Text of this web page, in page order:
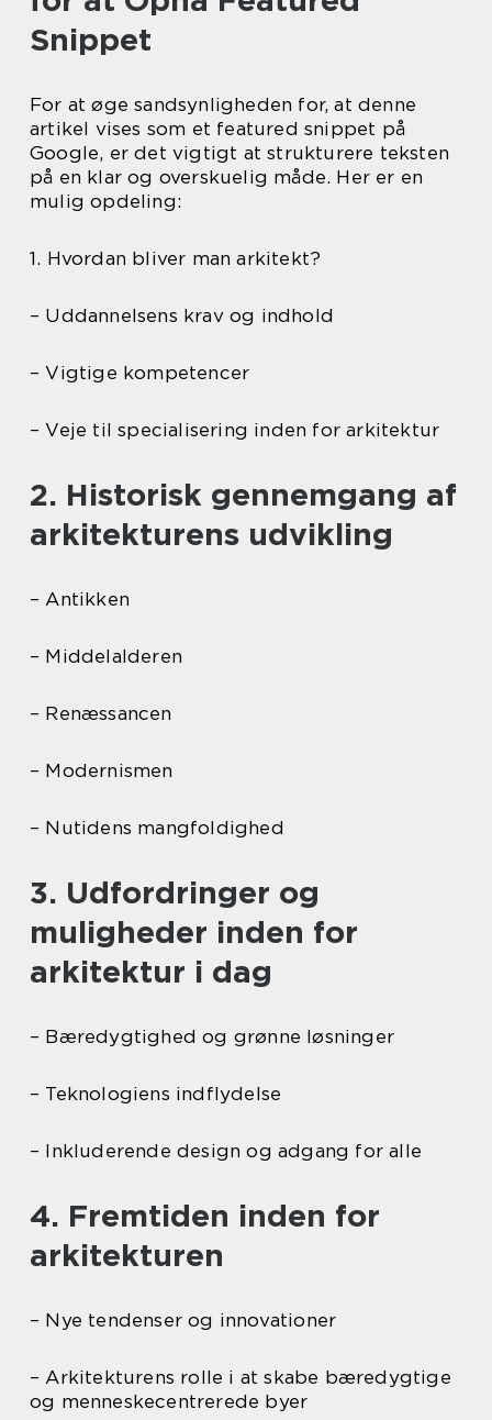
Snippet
For at øge sandsynligheden for, at denne
artikel vises som et featured snippet på
Google, er det vigtigt at strukturere teksten
på en klar og overskuelig måde. Her er en
mulig opdeling:
1. Hvordan bliver man arkitekt?
– Uddannelsens krav og indhold
– Vigtige kompetencer
– Veje til specialisering inden for arkitektur
2. Historisk gennemgang af
arkitekturens udvikling
– Antikken
– Middelalderen
– Renæssancen
– Modernismen
– Nutidens mangfoldighed
3. Udfordringer og
muligheder inden for
arkitektur i dag
– Bæredygtighed og grønne løsninger
– Teknologiens indflydelse
– Inkluderende design og adgang for alle
4. Fremtiden inden for
arkitekturen
– Nye tendenser og innovationer
– Arkitekturens rolle i at skabe bæredygtige
og menneskecentrerede byer